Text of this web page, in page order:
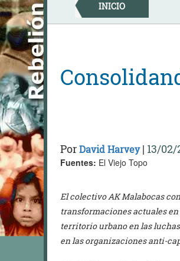
Skip
to
content
INICIO
PorDavid Harvey| 13/02/
Fuentes: El Viejo Topo
El colectivo AK Malabocas
transformaciones actuales
territorio urbano en las
en las organizaciones anti-